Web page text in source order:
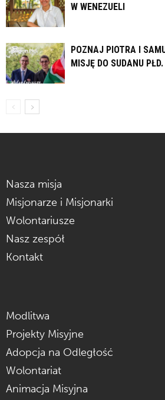
W WENEZUELI
POZNAJ PIOTRA I
MISJĘ DO SUDANU PŁD.
Nasza misja
Misjonarze i Misjonarki
Wolontariusze
Nasz zespół
Kontakt
Modlitwa
Projekty Misyjne
Adopcja na Odległość
Wolontariat
Animacja Misyjna